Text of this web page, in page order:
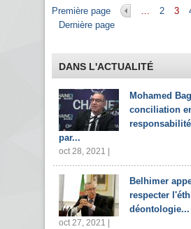
Pages
Première page … 2 3
Dernière page
DANS L'ACTUALITÉ
Mohamed
conciliation
par...
oct 28, 2021 |
Belhimer
respecter
déontologie...
oct 27, 2021 |